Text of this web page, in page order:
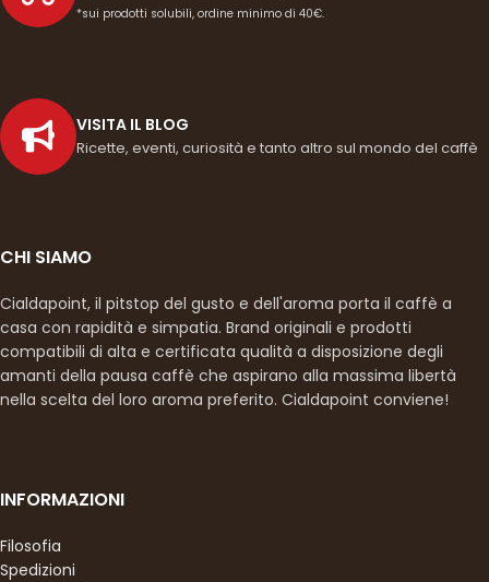
*sui prodotti solubili, ordine minimo di 40€.
VISITA IL BLOG
Ricette, eventi, curiosità e tanto altro sul mondo del caffè
CHI SIAMO
Cialdapoint, il pitstop del gusto e dell'aroma porta il caffè a
casa con rapidità e simpatia. Brand originali e prodotti
compatibili di alta e certificata qualità a disposizione degli
amanti della pausa caffè che aspirano alla massima libertà
nella scelta del loro aroma preferito. Cialdapoint conviene!
INFORMAZIONI
Filosofia
Spedizioni